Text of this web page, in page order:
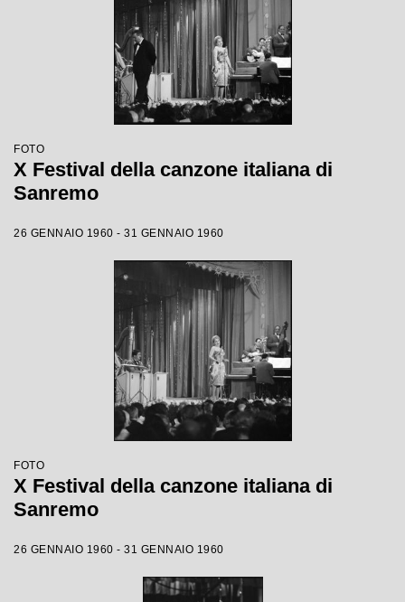
FOTO
X Festival della canzone italiana di
Sanremo
26 GENNAIO 1960 - 31 GENNAIO 1960
FOTO
X Festival della canzone italiana di
Sanremo
26 GENNAIO 1960 - 31 GENNAIO 1960